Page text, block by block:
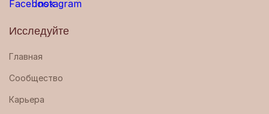
Исследуйте
Главная
Сообщество
Карьера